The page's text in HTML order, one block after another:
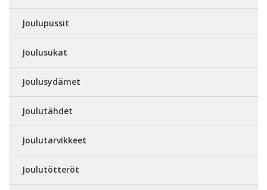
Joulupussit
Joulusukat
Joulusydämet
Joulutähdet
Joulutarvikkeet
Joulutötteröt